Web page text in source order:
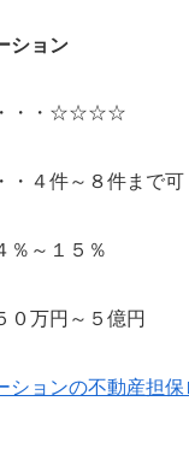
ション
・・・☆☆☆☆
・４件～８件まで可
％～１５％
０万円～５億円
ションの不動産担